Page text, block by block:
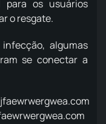
para os usuários
o resgate.
algumas
se conectar a